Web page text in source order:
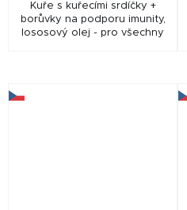
Kuře s kuřecími srdíčky +
borůvky na podporu imunity,
lososový olej - pro všechny